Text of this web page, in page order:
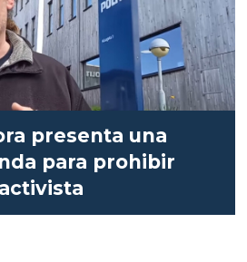
presenta una
para prohibir